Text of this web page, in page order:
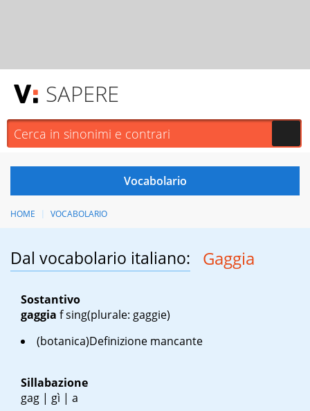
SAPERE
HOME VOCABOLARIO
Dal vocabolario italiano: Gaggia
Sostantivo
gaggia f sing(plurale: gaggie)
(botanica)Definizione mancante
Sillabazione
gag | gì | a